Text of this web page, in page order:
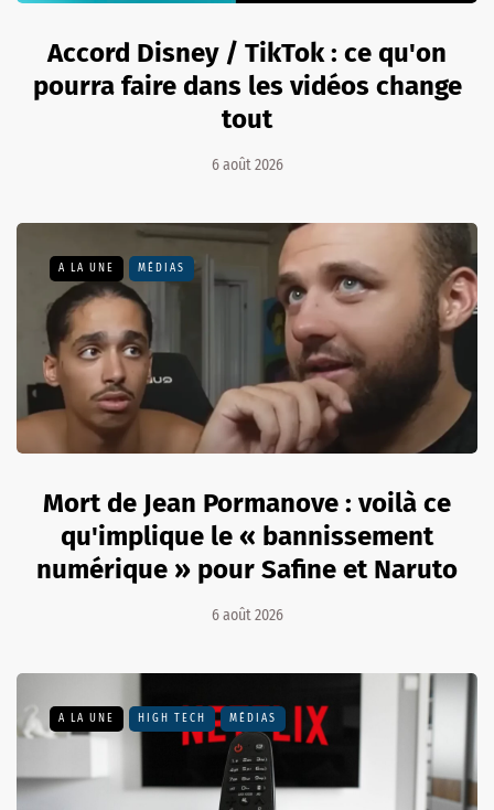
Accord Disney / TikTok : ce qu'on
pourra faire dans les vidéos change
tout
6 août 2026
A LA UNE MÉDIAS
Mort de Jean Pormanove : voilà ce
qu'implique le « bannissement
numérique » pour Safine et Naruto
6 août 2026
A LA UNE HIGH TECH MÉDIAS